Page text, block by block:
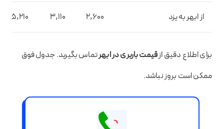
از ابهر به یزد 2,600
3,110
5,210
برای اطلاع دقیق ازقیمت باربری در ابهرتماس بگیرید. جدول فوق
ممکن است بروز نباشد.